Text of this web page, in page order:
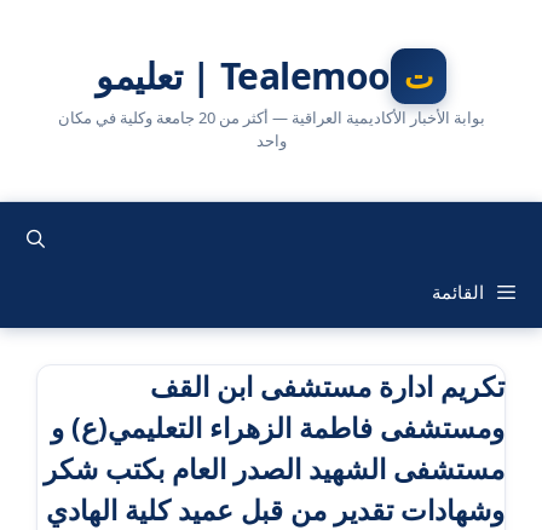
Tealemoo | تعليمو
بوابة الأخبار الأكاديمية العراقية — أكثر من 20 جامعة وكلية في مكان
واحد
القائمة
تكريم ادارة مستشفى ابن القف
ومستشفى فاطمة الزهراء التعليمي(ع) و
مستشفى الشهيد الصدر العام بكتب شكر
وشهادات تقدير من قبل عميد كلية الهادي